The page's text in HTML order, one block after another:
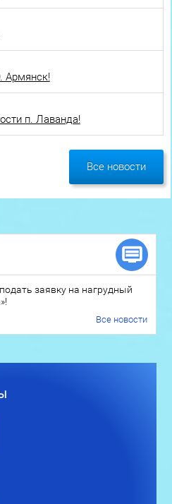
Армянск!
п. Лаванда!
Все новости
заявку на нагрудный
Все новости